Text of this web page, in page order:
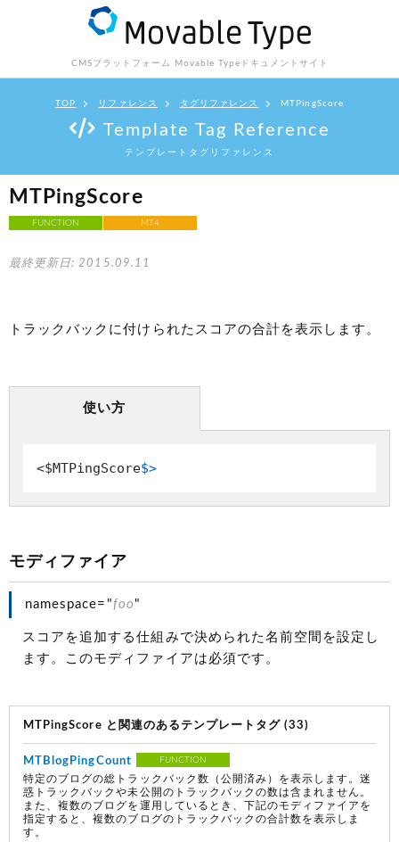
CMSプラットフォーム Movable Type ドキュメントサイト
TOP リファレンス タグリファレンス MTPingScore
Template Tag Reference
テンプレートタグリファレンス
MTPingScore
FUNCTION MT4
最終更新日: 2015.09.11
トラックバックに付けられたスコアの合計を表示します。
使い方
<$MTPingScore$>
モディファイア
namespace="foo "
スコアを追加する仕組みで決められた名前空間を設定し
ます。このモディファイアは必須です。
MTPingScore と関連のあるテンプレートタグ (33)
MTBlogPingCount FUNCTION
特定のブログの総トラックバック数（公開済み）を表示します。迷
惑トラックバックや未公開のトラックバックの数は含まれません。
また、複数のブログを運用しているとき、下記のモディファイアを
指定すると、複数のブログのトラックバックの合計数を表示しま
す。